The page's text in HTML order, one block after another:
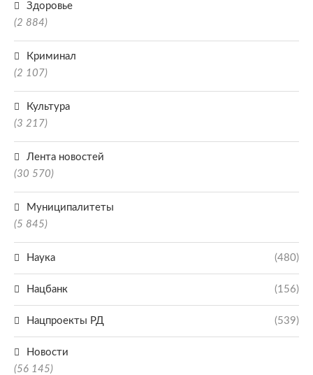
Здоровье
(2 884)
Криминал
(2 107)
Культура
(3 217)
Лента новостей
(30 570)
Муниципалитеты
(5 845)
Наука (480)
Нацбанк (156)
Нацпроекты РД (539)
Новости
(56 145)